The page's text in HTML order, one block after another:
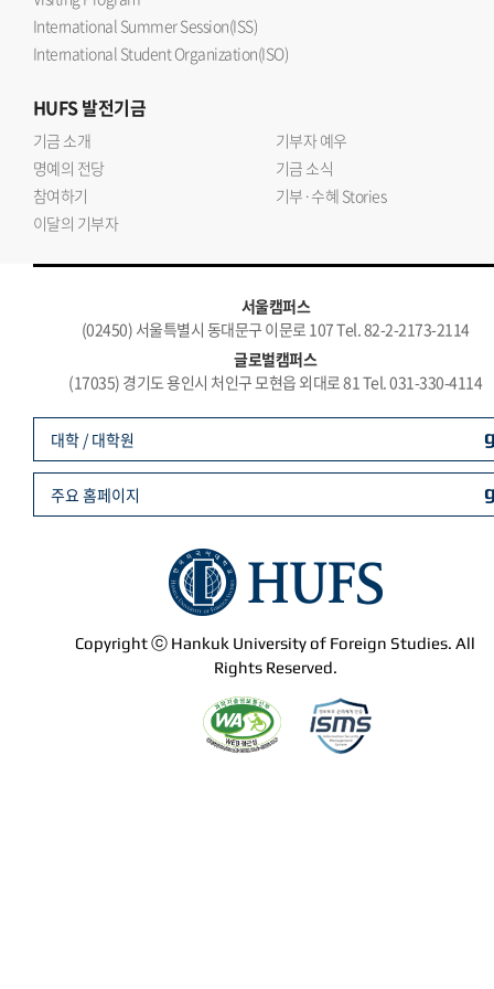
International Summer Session(ISS)
International Student Organization(ISO)
HUFS발전기금
기금 소개
기부자 예우
명예의 전당
기금 소식
참여하기
기부·수혜 Stories
이달의 기부자
서울캠퍼스
(02450) 서울특별시 동대문구 이문로 107 Tel. 82-2-2173-2114
글로벌캠퍼스
(17035) 경기도 용인시 처인구 모현읍 외대로 81 Tel. 031-330-4114
Copyright ⓒ Hankuk University of Foreign Studies. All
Rights Reserved.
대학 / 대학원
주요 홈페이지